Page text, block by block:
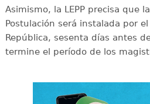
Asimismo, la LEPP precisa que
Postulación será instalada por
República, sesenta días antes
termine el período de los